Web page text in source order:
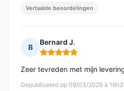
Vertaalde beoordelingen
B
Bernard J.
Opmerking: 5 van 5
Gepubliceerd op 09/03/2026 à
Zeer tevreden met mijn